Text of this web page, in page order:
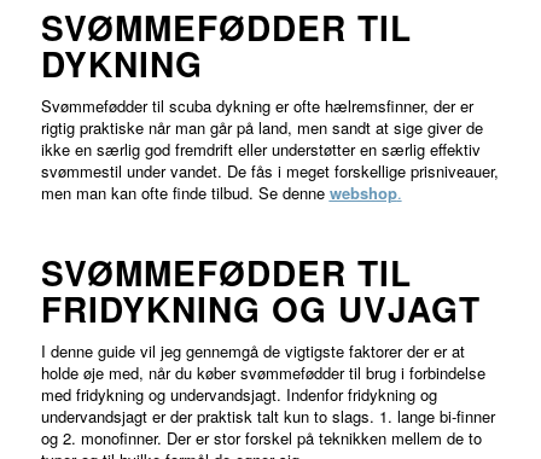
SVØMMEFØDDER TIL
DYKNING
Svømmefødder til scuba dykning er ofte hælremsfinner, der er
rigtig praktiske når man går på land, men sandt at sige giver de
ikke en særlig god fremdrift eller understøtter en særlig effektiv
svømmestil under vandet. De fås i meget forskellige prisniveauer,
men man kan ofte finde tilbud. Se denne webshop.
SVØMMEFØDDER TIL
FRIDYKNING OG UVJAGT
I denne guide vil jeg gennemgå de vigtigste faktorer der er at
holde øje med, når du køber svømmefødder til brug i forbindelse
med fridykning og undervandsjagt. Indenfor fridykning og
undervandsjagt er der praktisk talt kun to slags. 1. lange bi-finner
og 2. monofinner. Der er stor forskel på teknikken mellem de to